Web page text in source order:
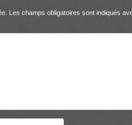
Les champs obligatoires sont indiqués